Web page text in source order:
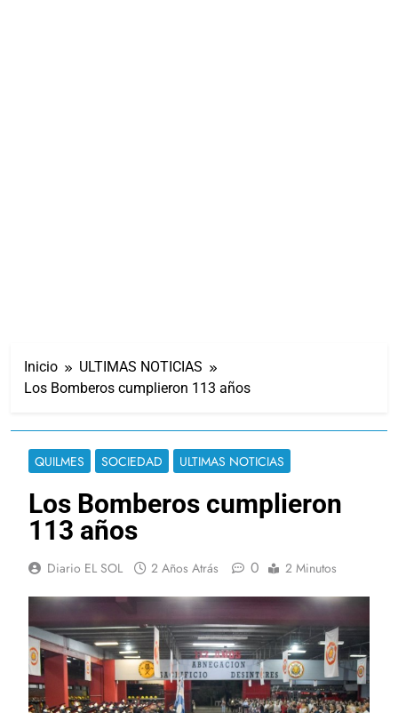
Inicio
ULTIMAS NOTICIAS
Los Bomberos cumplieron 113 años
QUILMES SOCIEDAD ULTIMAS NOTICIAS
Los Bomberos cumplieron
113 años
Diario EL SOL 2 Años Atrás 0 2 Minutos